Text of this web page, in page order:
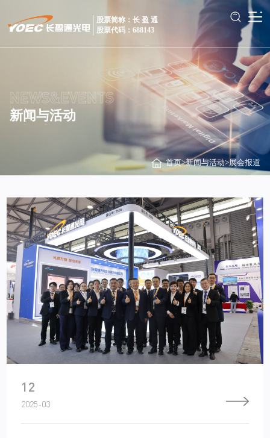
股票简称：长 盈 通
股票代码：688143
NEWS&EVENTS
新闻与活动
首页>新闻与活动>展会报道
12
2025-03